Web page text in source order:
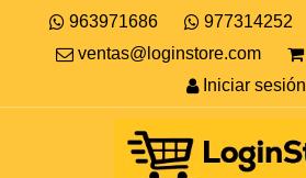
963971686 977314252
ventas@loginstore.com
Iniciar sesión